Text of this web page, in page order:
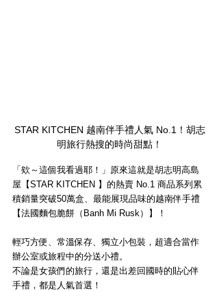
STAR KITCHEN 越南伴手禮人氣 No.1！胡志
明旅行熱搜的時尚甜點！
「欸～這個我看過耶！」原來這就是胡志明高島
屋【STAR KITCHEN 】的熱賣 No.1 商品系列累
積銷量突破50萬盒、最能展現品味的越南伴手禮
【法國麵包脆餅（Banh Mi Rusk）】！
輕巧方便、常溫保存、獨立小包裝，超適合當作
辦公室或旅程中的分送小禮。
不論是女孩們的旅行，還是出差回國時的貼心伴
手禮，都是人氣首選！